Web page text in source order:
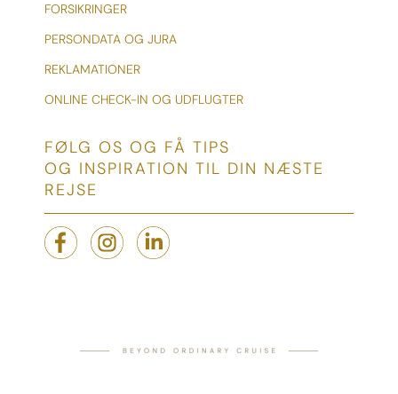
FORSIKRINGER
PERSONDATA OG JURA
REKLAMATIONER
ONLINE CHECK-IN OG UDFLUGTER
FØLG OS OG FÅ TIPS
OG INSPIRATION TIL DIN NÆSTE
REJSE